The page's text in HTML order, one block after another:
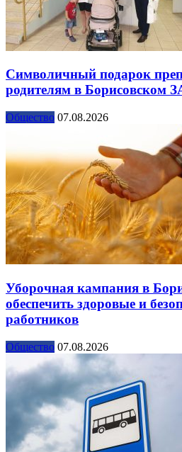
Символичный подарок
родителям в Борисовском
Общество 07.08.2026
Уборочная кампания в
обеспечить здоровые и
работников
Общество 07.08.2026